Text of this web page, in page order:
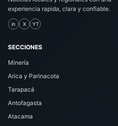
experiencia rapida, clara y confiable.
in X YT
SECCIONES
Minería
Arica y Parinacota
Tarapacá
Antofagasta
Atacama